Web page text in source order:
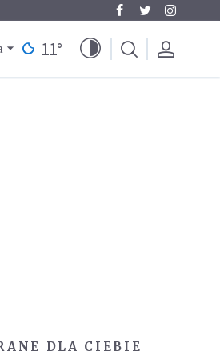
11°
DLA CIEBIE